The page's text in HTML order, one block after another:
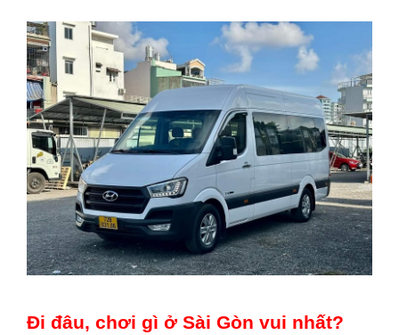
Đi đâu, chơi gì ở Sài Gòn vui nhất?